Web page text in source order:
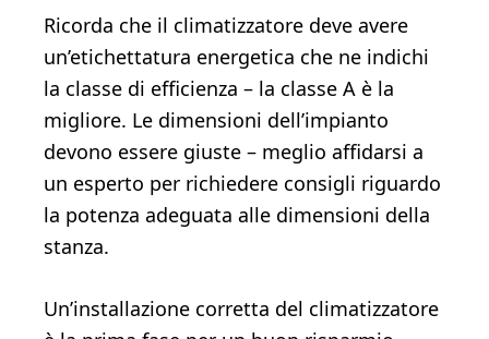
Ricorda che il climatizzatore deve avere
un’etichettatura energetica che ne indichi
la classe di efficienza – la classe A è la
migliore. Le dimensioni dell’impianto
devono essere giuste – meglio affidarsi a
un esperto per richiedere consigli riguardo
la potenza adeguata alle dimensioni della
stanza.
Un’installazione corretta del climatizzatore